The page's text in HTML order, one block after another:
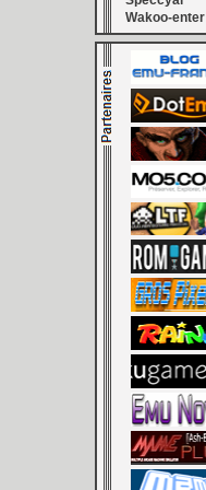
Wakoo-enter